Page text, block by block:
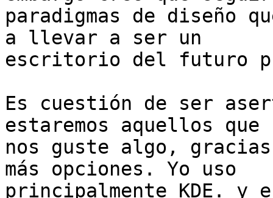
paradigmas de diseño
a llevar a ser un
escritorio del futuro
Es cuestión de ser
estaremos aquellos que
nos guste algo,
más opciones. Yo uso
principalmente KDE. y